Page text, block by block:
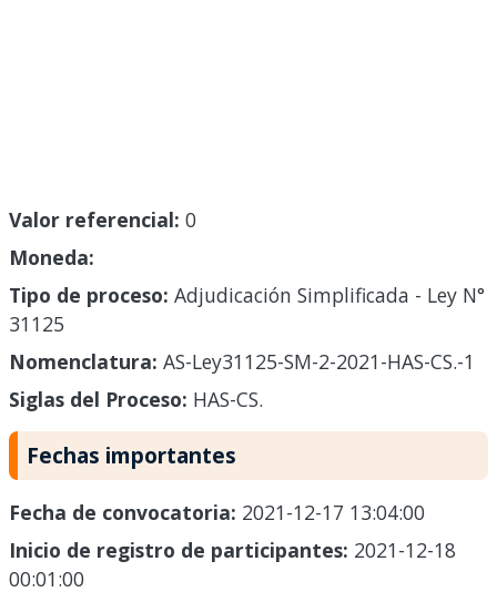
Valor referencial: 0
Moneda:
Tipo de proceso: Adjudicación Simplificada - Ley N°
31125
Nomenclatura: AS-Ley31125-SM-2-2021-HAS-CS.-1
Siglas del Proceso: HAS-CS.
Fechas importantes
Fecha de convocatoria: 2021-12-17 13:04:00
Inicio de registro de participantes: 2021-12-18
00:01:00